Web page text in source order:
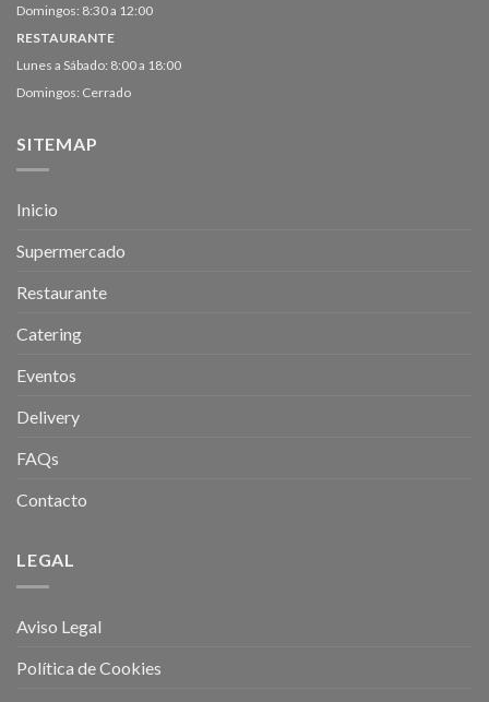
Domingos: 8:30 a 12:00
RESTAURANTE
Lunes a Sábado: 8:00 a 18:00
Domingos: Cerrado
SITEMAP
Inicio
Supermercado
Restaurante
Catering
Eventos
Delivery
FAQs
Contacto
LEGAL
Aviso Legal
Política de Cookies